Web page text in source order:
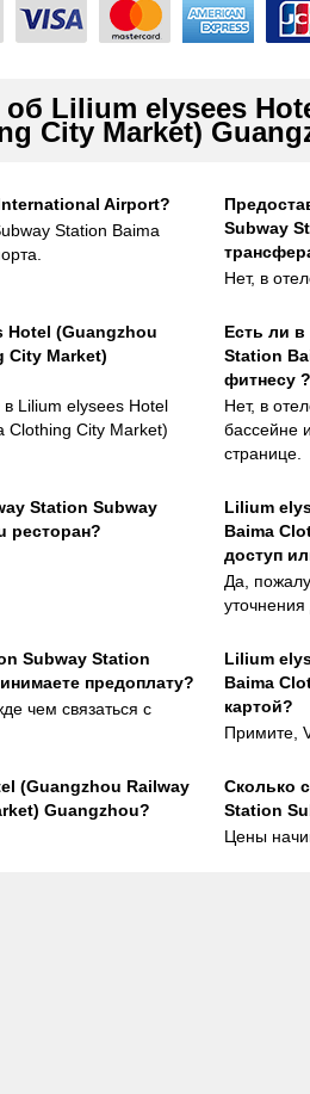
Lilium elysees
City Market)
Airport?
Station Baima
Subway
Нет, в
Hotel (Guangzhou
City Market)
Lilium elysees Hotel
Clothing City Market)
Есть ли
Station
фитнесу ?
Нет, в
бассейне
странице.
Station Subway
ресторан?
Lilium
Baima
доступ
Да,
уточнения
Subway Station
предоплату?
чем связаться с
Lilium
Baima
картой?
Примите,
(Guangzhou Railway
Guangzhou?
Сколько
Station
Цены